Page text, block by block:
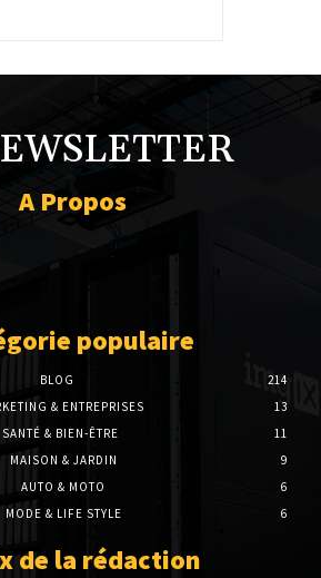
A Propos
populaire
BLOG
214
& ENTREPRISES
13
SANTÉ & BIEN-ÊTRE
11
MAISON & JARDIN
9
AUTO & MOTO
6
MODE & LIFE STYLE
6
de la rédaction